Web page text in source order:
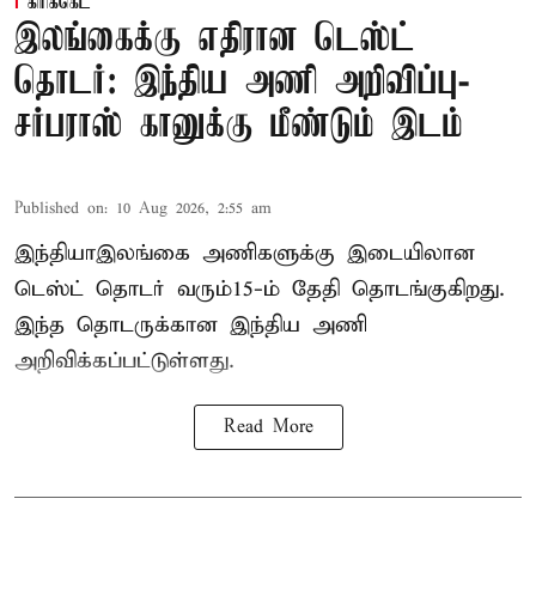
இலங்கைக்கு எதிரான டெஸ்ட்
தொடர்: இந்திய அணி அறிவிப்பு-
சர்பராஸ் கானுக்கு மீண்டும் இடம்
Published on: 10 Aug 2026, 2:55 am
இந்தியா–இலங்கை அணிகளுக்கு இடையிலான
டெஸ்ட் தொடர் வரும்15-ம் தேதி தொடங்குகிறது.
இந்த தொடருக்கான இந்திய அணி
அறிவிக்கப்பட்டுள்ளது.
Read More